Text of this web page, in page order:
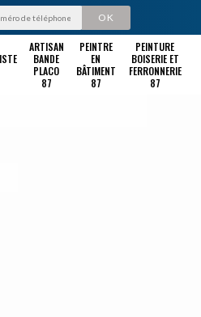
ARTISAN
BANDE
PLACO
87
PEINTRE
EN
BÂTIMENT
87
PEINTURE
BOISERIE ET
FERRONNERIE
87